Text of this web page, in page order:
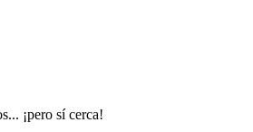
¡pero sí cerca!